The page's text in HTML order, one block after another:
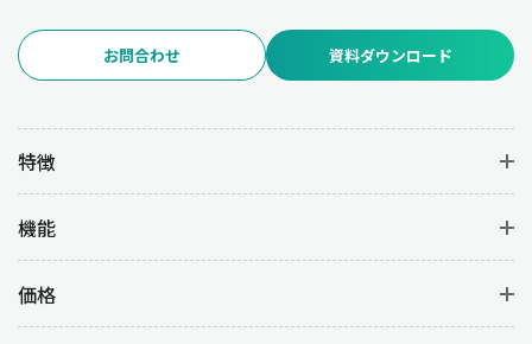
お問合わせ 資料ダウンロード
特徴
機能
価格